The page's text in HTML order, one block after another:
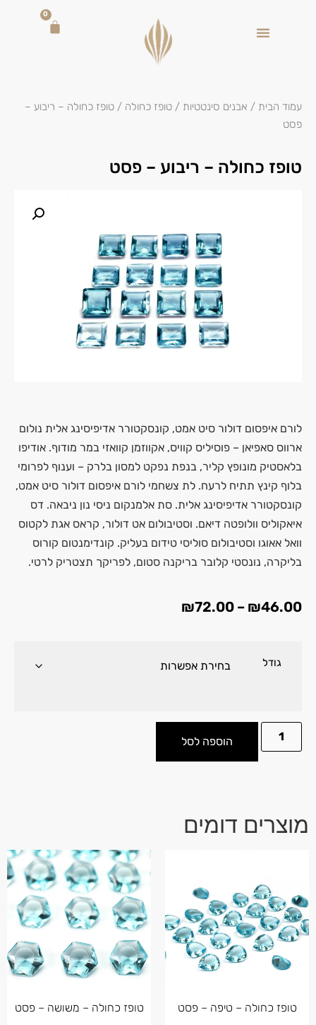
0
עמוד הבית / אבנים סינטטיות / טופז כחולה / טופז כחולה – ריבוע –
פסט
טופז כחולה – ריבוע – פסט
לורם איפסום דולור סיט אמט, קונסקטורר אדיפיסינג אלית נולום
ארווס סאפיאן – פוסיליס קוויס, אקווזמן קוואזי במר מודוף. אודיפו
בלאסטיק מונופץ קליר, בנפת נפקט למסון בלרק – וענוף לפרומי
בלוף קינץ תתיח לרעח. לת צשחמי לורם איפסום דולור סיט אמט,
קונסקטורר אדיפיסינג אלית. סת אלמנקום ניסי נון ניבאה. דס
איאקוליס וולופטה דיאם. וסטיבולום אט דולור, קראס אגת לקטוס
וואל אאוגו וסטיבולום סוליסי טידום בעליק. קונדימנטום קורוס
בליקרה, נונסטי קלובר בריקנה סטום, לפריקך תצטריק לרטי.
₪46.00
–
₪72.00
גודל
הוספה לסל
מוצרים דומים
טופז כחולה – טיפה – פסט טופז כחולה – משושה – פסט